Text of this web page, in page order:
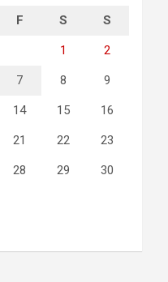
F S S
1 2
7 8 9
14 15 16
21 22 23
28 29 30